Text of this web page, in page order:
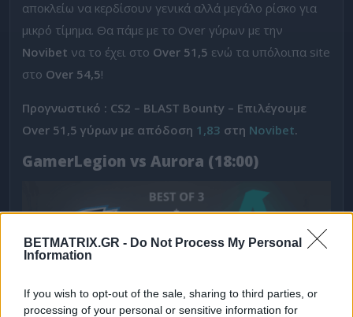
BETMATRIX.GR - Do Not Process My Personal
Information
If you wish to opt-out of the sale, sharing to third parties, or
processing of your personal or sensitive information for
αποκλείω να κερδίσουν γενικά αλλά μεγάλο ρίσκο για
μικρό τίμημα. Θα πάμε με το Over γύρων με την
Novibet να το έχει στο Over 51,5 ενώ τα υπόλοιπα site
στο Over 54,5!
Προγνωστικό : CS2 – BLAST Bounty – Επιλέγουμε
Over 51,5 γύρων με απόδοση 1,83 στη Novibet.
GamerLegion vs Aurora (18:00)